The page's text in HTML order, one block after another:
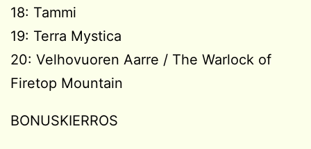
18: Tammi
19: Terra Mystica
20: Velhovuoren Aarre / The Warlock of
Firetop Mountain
BONUSKIERROS